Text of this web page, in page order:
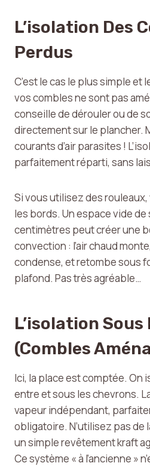
L’isolation Des
Perdus
C’est le cas le plus simple et
vos combles ne sont pas
conseille de dérouler ou de
directement sur le plancher.
courants d’air parasites !
parfaitement réparti, sans
Si vous utilisez des
les bords. Un espace vide
centimètres peut créer une
convection : l’air chaud
condense, et retombe sous
plafond. Pas très agréable…
L’isolation
(combles
Ici, la place est comptée. On
entre et sous les chevrons.
vapeur indépendant,
obligatoire. N’utilisez pas de
un simple revêtement kraft
Ce système « à l’ancienne »